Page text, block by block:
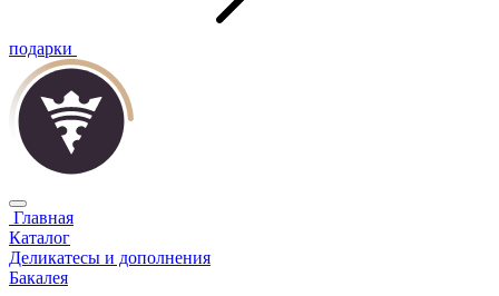
подарки
Главная
Каталог
Деликатесы и дополнения
Бакалея